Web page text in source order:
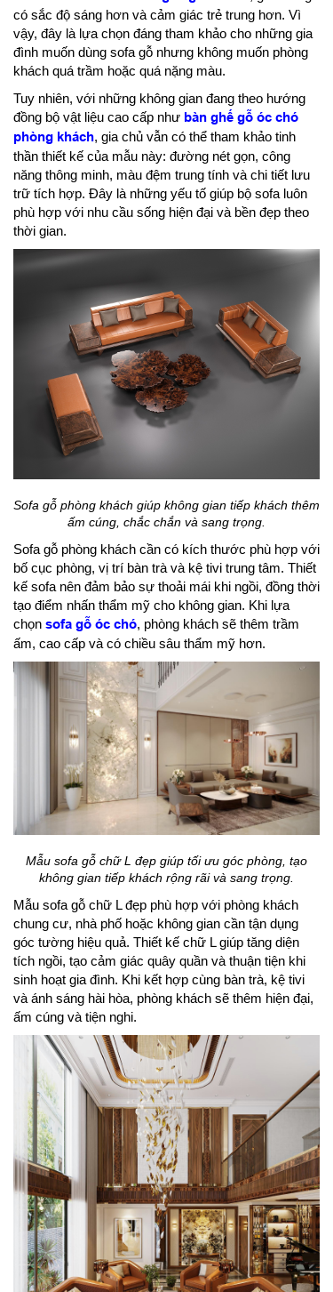
có sắc độ sáng hơn và cảm giác trẻ trung hơn. Vì
vậy, đây là lựa chọn đáng tham khảo cho những gia
đình muốn dùng sofa gỗ nhưng không muốn phòng
khách quá trầm hoặc quá nặng màu.
Tuy nhiên, với những không gian đang theo hướng
đồng bộ vật liệu cao cấp như bàn ghế gỗ óc chó
phòng khách, gia chủ vẫn có thể tham khảo tinh
thần thiết kế của mẫu này: đường nét gọn, công
năng thông minh, màu đệm trung tính và chi tiết lưu
trữ tích hợp. Đây là những yếu tố giúp bộ sofa luôn
phù hợp với nhu cầu sống hiện đại và bền đẹp theo
thời gian.
Sofa gỗ phòng khách giúp không gian tiếp khách thêm
ấm cúng, chắc chắn và sang trọng.
Sofa gỗ phòng khách cần có kích thước phù hợp với
bố cục phòng, vị trí bàn trà và kệ tivi trung tâm. Thiết
kế sofa nên đảm bảo sự thoải mái khi ngồi, đồng thời
tạo điểm nhấn thẩm mỹ cho không gian. Khi lựa
chọn sofa gỗ óc chó, phòng khách sẽ thêm trầm
ấm, cao cấp và có chiều sâu thẩm mỹ hơn.
Mẫu sofa gỗ chữ L đẹp giúp tối ưu góc phòng, tạo
không gian tiếp khách rộng rãi và sang trọng.
Mẫu sofa gỗ chữ L đẹp phù hợp với phòng khách
chung cư, nhà phố hoặc không gian cần tận dụng
góc tường hiệu quả. Thiết kế chữ L giúp tăng diện
tích ngồi, tạo cảm giác quây quần và thuận tiện khi
sinh hoạt gia đình. Khi kết hợp cùng bàn trà, kệ tivi
và ánh sáng hài hòa, phòng khách sẽ thêm hiện đại,
ấm cúng và tiện nghi.